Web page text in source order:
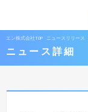
エン株式会社TOP ニュースリリース
ニュース詳細